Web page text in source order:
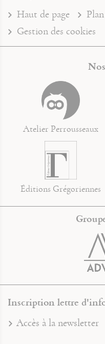
Haut de page
Gestion des cookies
Atelier Perrousseaux
Éditions Grégoriennes
Inscription lettre
Accès à la newsletter